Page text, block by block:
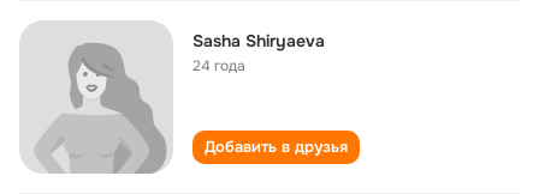
Sasha Shiryaeva
24 года
Добавить в друзья